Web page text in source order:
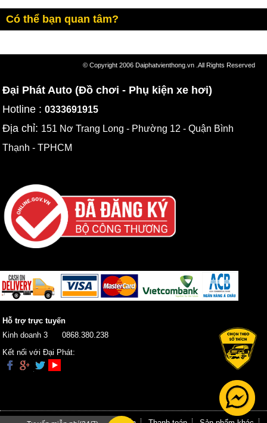
Có thể bạn quan tâm?
© Copyright 2006 Daiphatvienthong.vn .All Rights Reserved
Đại Phát Auto (Đồ chơi - Phụ kiện xe hơi)
Hotline :0333691915
Địa chỉ: 151 Nơ Trang Long - Phường 12 - Quận Bình
Thạnh - TPHCM
Hỗ trợ trực tuyến
Kinh doanh 3
0868.380.238
Kết nối với Đại Phát: